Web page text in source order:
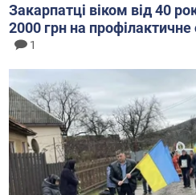
Закарпатці віком від 40
2000 грн на
1